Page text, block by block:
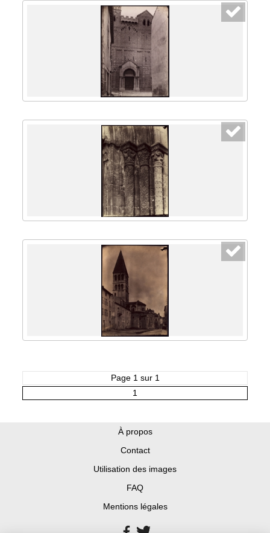
Page 1 sur 1
1
À propos
Contact
Utilisation des images
FAQ
Mentions légales